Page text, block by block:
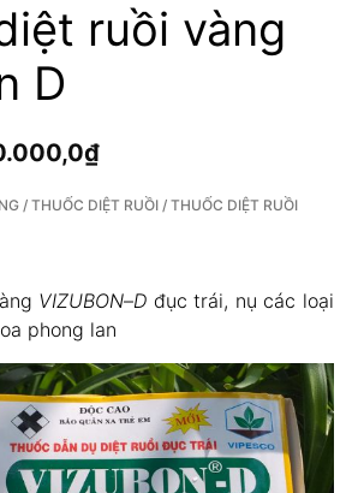
ruồi vàng
D
₫
/ THUỐC DIỆT RUỒI / THUỐC DIỆT RUỒI
VIZUBON–D đục trái, nụ các loại
phong lan